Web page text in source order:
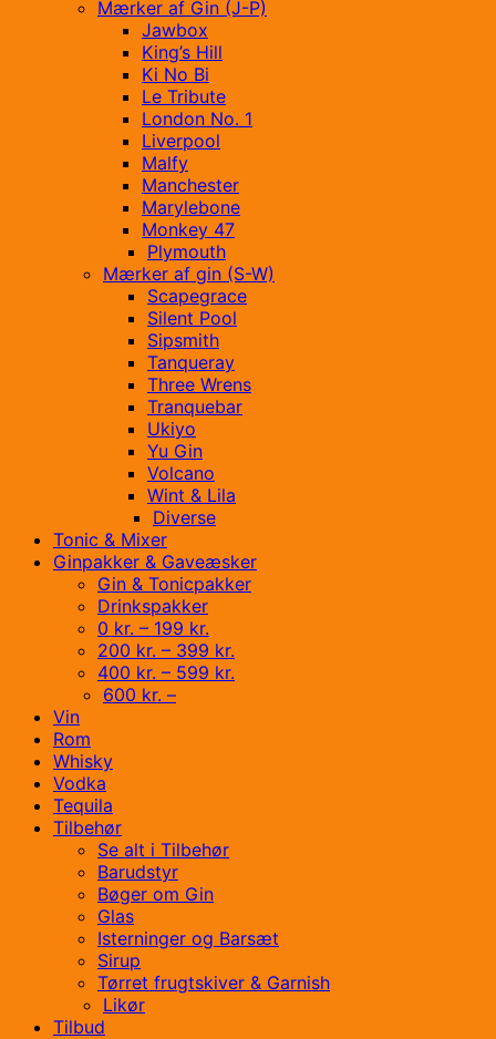
Mærker af Gin (J-P)
Jawbox
King’s Hill
Ki No Bi
Le Tribute
London No. 1
Liverpool
Malfy
Manchester
Marylebone
Monkey 47
Plymouth
Mærker af gin (S-W)
Scapegrace
Silent Pool
Sipsmith
Tanqueray
Three Wrens
Tranquebar
Ukiyo
Yu Gin
Volcano
Wint & Lila
Diverse
Tonic & Mixer
Ginpakker & Gaveæsker
Gin & Tonicpakker
Drinkspakker
0 kr. – 199 kr.
200 kr. – 399 kr.
400 kr. – 599 kr.
600 kr. –
Vin
Rom
Whisky
Vodka
Tequila
Tilbehør
Se alt i Tilbehør
Barudstyr
Bøger om Gin
Glas
Isterninger og Barsæt
Sirup
Tørret frugtskiver & Garnish
Likør
Tilbud